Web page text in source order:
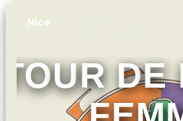
Nice
TOUR